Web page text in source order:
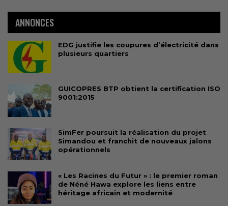
ANNONCES
EDG justifie les coupures d’électricité dans
plusieurs quartiers
GUICOPRES BTP obtient la certification ISO
9001:2015
SimFer poursuit la réalisation du projet
Simandou et franchit de nouveaux jalons
opérationnels
« Les Racines du Futur » : le premier roman
de Néné Hawa explore les liens entre
héritage africain et modernité